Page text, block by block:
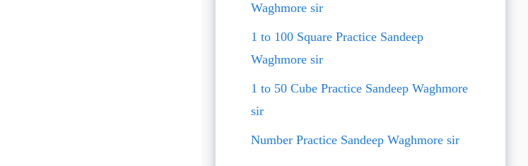
Waghmore sir
1 to 100 Square Practice Sandeep
Waghmore sir
1 to 50 Cube Practice Sandeep Waghmore
sir
Number Practice Sandeep Waghmore sir